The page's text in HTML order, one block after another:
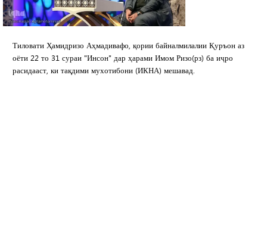
Тиловати Ҳамидризо Аҳмадивафо, қории байналмилалии Қуръон аз
оёти 22 то 31 сураи "Инсон" дар ҳарами Имом Ризо(рз) ба иҷро
расидааст, ки тақдими мухотибони (ИКНА) мешавад.